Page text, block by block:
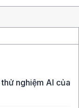
nghiệm AI của